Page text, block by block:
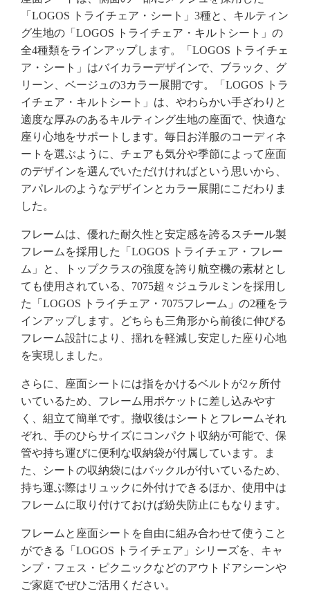
「LOGOS トライチェア・シート」3種と、キルティン
グ生地の「LOGOS トライチェア・キルトシート」の
全4種類をラインアップします。「LOGOS トライチェ
ア・シート」はバイカラーデザインで、ブラック、グ
リーン、ベージュの3カラー展開です。「LOGOS トラ
イチェア・キルトシート」は、やわらかい手ざわりと
適度な厚みのあるキルティング生地の座面で、快適な
座り心地をサポートします。毎日お洋服のコーディネ
ートを選ぶように、チェアも気分や季節によって座面
のデザインを選んでいただけければという思いから、
アパレルのようなデザインとカラー展開にこだわりま
した。
フレームは、優れた耐久性と安定感を誇るスチール製
フレームを採用した「LOGOS トライチェア・フレー
ム」と、トップクラスの強度を誇り航空機の素材とし
ても使用されている、7075超々ジュラルミンを採用し
た「LOGOS トライチェア・7075フレーム」の2種をラ
インアップします。どちらも三角形から前後に伸びる
フレーム設計により、揺れを軽減し安定した座り心地
を実現しました。
さらに、座面シートには指をかけるベルトが2ヶ所付
いているため、フレーム用ポケットに差し込みやす
く、組立て簡単です。撤収後はシートとフレームそれ
ぞれ、手のひらサイズにコンパクト収納が可能で、保
管や持ち運びに便利な収納袋が付属しています。ま
た、シートの収納袋にはバックルが付いているため、
持ち運ぶ際はリュックに外付けできるほか、使用中は
フレームに取り付けておけば紛失防止にもなります。
フレームと座面シートを自由に組み合わせて使うこと
ができる「LOGOS トライチェア」シリーズを、キャ
ンプ・フェス・ピクニックなどのアウトドアシーンや
ご家庭でぜひご活用ください。